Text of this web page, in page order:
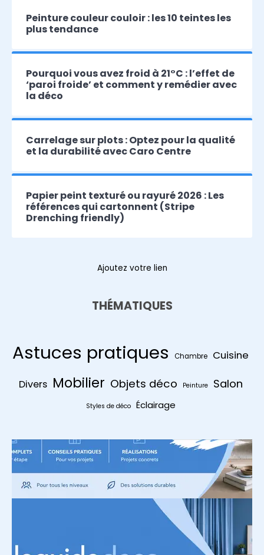
Peinture couleur couloir : les 10 teintes les
plus tendance
Pourquoi vous avez froid à 21°C : l’effet de
‘paroi froide’ et comment y remédier avec
la déco
Carrelage sur plots : Optez pour la qualité
et la durabilité avec Caro Centre
Papier peint texturé ou rayuré 2026 : Les
références qui cartonnent (Stripe
Drenching friendly)
Ajoutez votre lien
THÉMATIQUES
Astuces pratiques Chambre Cuisine
Divers Mobilier Objets déco Peinture Salon
Styles de déco Éclairage